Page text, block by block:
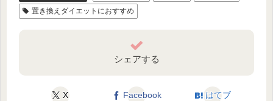
置き換えダイエットにおすすめ
シェアする
X Facebook はてブ